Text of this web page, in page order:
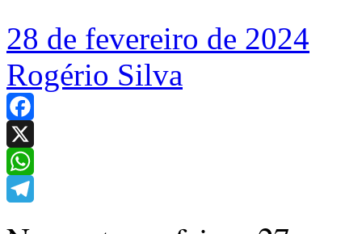
28 de fevereiro de 2024
Rogério Silva
Facebook
X
WhatsApp